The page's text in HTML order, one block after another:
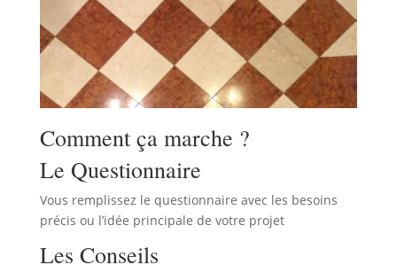
Comment ça marche ?
Le Questionnaire
Vous remplissez le questionnaire avec les besoins
précis ou l’idée principale de votre projet
Les Conseils